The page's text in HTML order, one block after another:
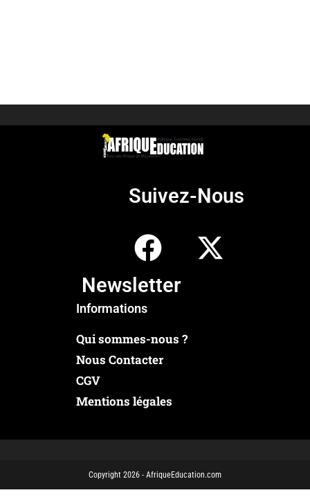
Suivez-Nous
Newsletter
Informations
Qui sommes-nous ?
Nous Contacter
CGV
Mentions légales
Copyright 2026 - AfriqueEducation.com